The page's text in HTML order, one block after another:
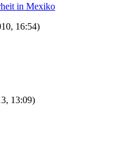
in Mexiko
16:54)
13:09)